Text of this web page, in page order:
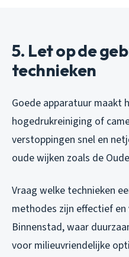
5. Let op de
technieken
Goede apparatuur maakt
hogedrukreiniging of
verstoppingen snel en
oude wijken zoals de
Vraag welke technieken
methodes zijn effectief
Binnenstad, waar
voor milieuvriendelijke